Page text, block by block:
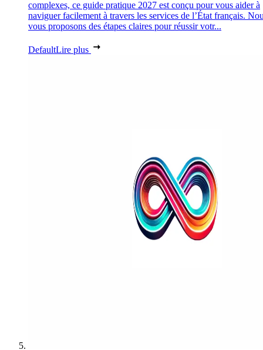
complexes, ce guide pratique 2027 est conçu pour vous aider à
naviguer facilement à travers les services de l’État français.
vous proposons des étapes claires pour réussir votr...
DefaultLire plus